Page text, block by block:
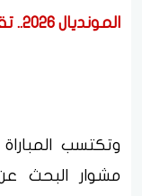
المونديال 2026.. تقدم الفراعنة
وتكتسب
مشوار البحث عن